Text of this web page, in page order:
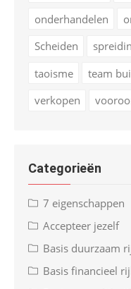
onderhandelen
Scheiden
taoisme
team
verkopen
Categorieën
7 eigenschappen
Accepteer jezelf
Basis duurzaam
Basis financieel